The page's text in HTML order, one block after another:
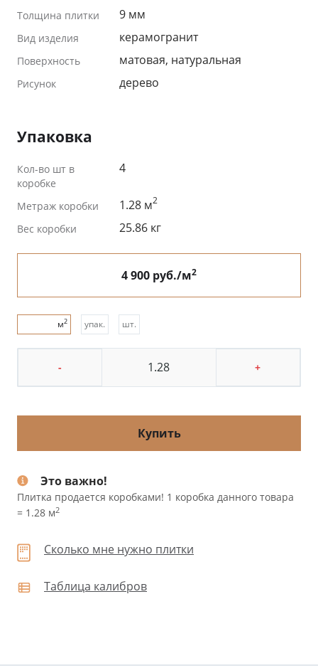
Толщина плитки 9 мм
Вид изделия керамогранит
Поверхность матовая, натуральная
Рисунок дерево
Упаковка
Кол-во шт в
коробке
4
Метраж коробки 1.28 м2
Вес коробки 25.86 кг
4 900 руб./м2
м2 упак. шт.
- +
Купить
Это важно!
Плитка продается коробками! 1 коробка данного товара
= 1.28 м2
Сколько мне нужно плитки
Таблица калибров